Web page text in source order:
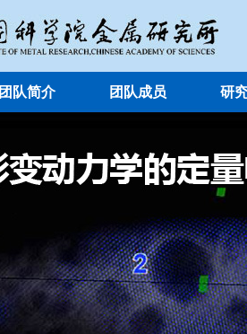
团队简介 团队成员 研